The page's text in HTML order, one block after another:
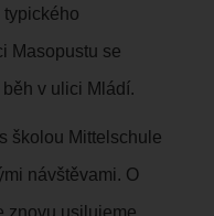
Masopustu se
v ulici Mládí.
školou Mittelschule
návštěvami. O